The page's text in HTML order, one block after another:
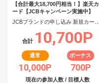
【合計最大18,700円相当！】楽天カ
ード【JCBキャンペーン実施中】
合計 10,700P
通常
10,000P
ボーナス
700P
現在の参加人数 / 目標人数